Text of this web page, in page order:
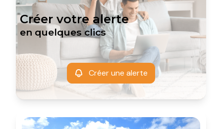
Créer votre alerte
en quelques clics
Créer une alerte